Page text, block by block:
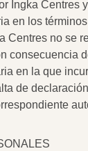
Ingka Centres
en los
Centres no se
consecuencia
en la que
de